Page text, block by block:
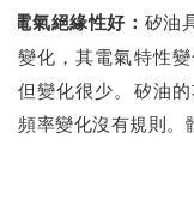
電氣絕緣性好： 矽油
變化，其電氣特性
但變化很少。矽油
頻率變化沒有規則。